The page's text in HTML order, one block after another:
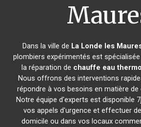
Dans la ville de La Londe les
plombiers expérimentés est
la réparation de chauffe eau
Nous offrons des interventions
répondre à vos besoins en matière
Notre équipe d'experts est disponible
vos appels d'urgence et effectuer
domicile ou dans vos locaux